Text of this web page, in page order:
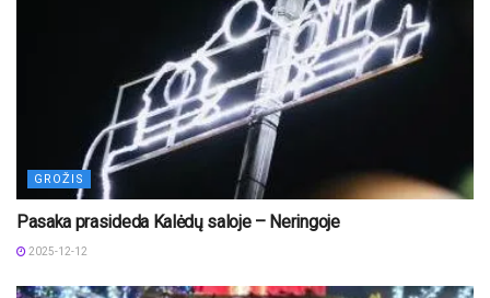
GROŽIS
Pasaka prasideda Kalėdų saloje – Neringoje
2025-12-12